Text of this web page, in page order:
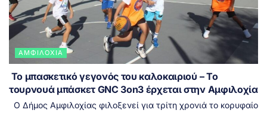
ΑΜΦΙΛΟΧΊΑ
Το μπασκετικό γεγονός του καλοκαιριού – Το
τουρνουά μπάσκετ GNC 3on3 έρχεται στην Αμφιλοχία
Ο Δήμος Αμφιλοχίας φιλοξενεί για τρίτη χρονιά το κορυφαίο